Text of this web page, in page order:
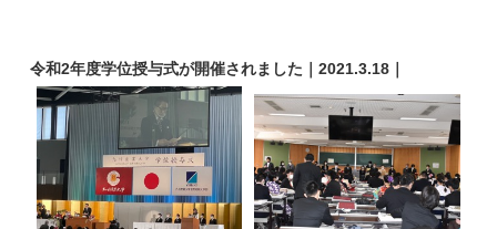
令和2年度学位授与式が開催されました｜2021.3.18｜